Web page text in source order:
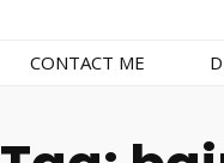
CONTACT ME